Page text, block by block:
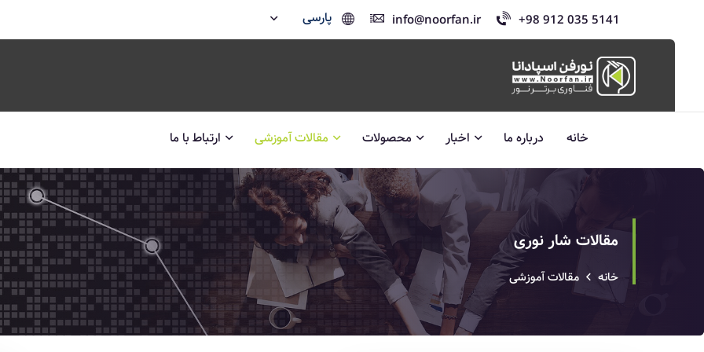
+98 912 035 5141
info@noorfan.ir پارسی
خانه درباره ما اخبار محصولات مقالات آموزشی ارتباط با ما
مقالات شار نوری
خانه مقالات آموزشی